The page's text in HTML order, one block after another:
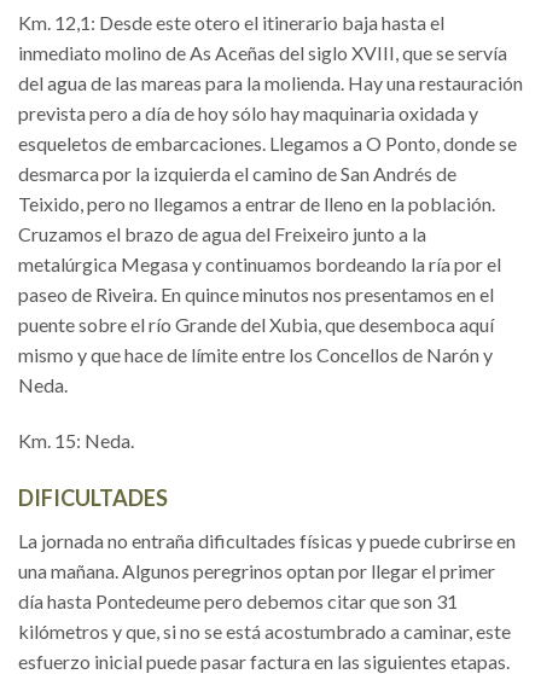
Km. 12,1: Desde este otero el itinerario baja hasta el
inmediato molino de As Aceñas del siglo XVIII, que se servía
del agua de las mareas para la molienda. Hay una restauración
prevista pero a día de hoy sólo hay maquinaria oxidada y
esqueletos de embarcaciones. Llegamos a O Ponto, donde se
desmarca por la izquierda el camino de San Andrés de
Teixido, pero no llegamos a entrar de lleno en la población.
Cruzamos el brazo de agua del Freixeiro junto a la
metalúrgica Megasa y continuamos bordeando la ría por el
paseo de Riveira. En quince minutos nos presentamos en el
puente sobre el río Grande del Xubia, que desemboca aquí
mismo y que hace de límite entre los Concellos de Narón y
Neda.
Km. 15: Neda.
DIFICULTADES
La jornada no entraña dificultades físicas y puede cubrirse en
una mañana. Algunos peregrinos optan por llegar el primer
día hasta Pontedeume pero debemos citar que son 31
kilómetros y que, si no se está acostumbrado a caminar, este
esfuerzo inicial puede pasar factura en las siguientes etapas.